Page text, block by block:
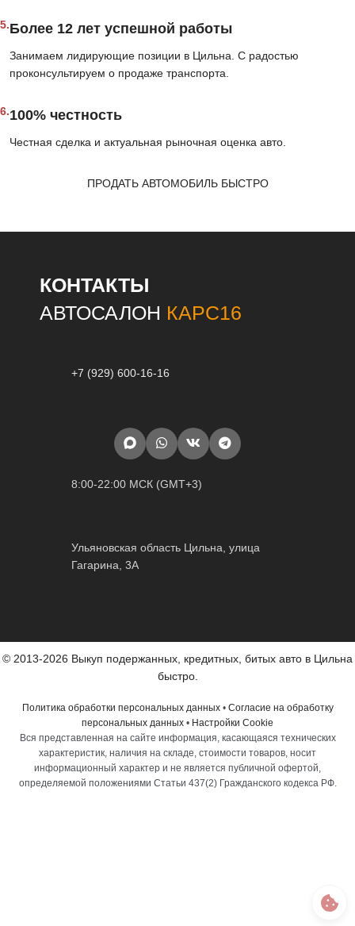
5.Более 12 лет успешной работы
Занимаем лидирующие позиции в Цильна. С радостью
проконсультируем о продаже транспорта.
6.100% честность
Честная сделка и актуальная рыночная оценка авто.
ПРОДАТЬ АВТОМОБИЛЬ БЫСТРО
КОНТАКТЫ
АВТОСАЛОН КАРС16
+7 (929) 600-16-16
8:00-22:00 МСК (GMT+3)
Ульяновская область Цильна, улица
Гагарина, 3А
© 2013-2026 Выкуп подержанных, кредитных, битых авто в Цильна
быстро.
Политика обработки персональных данных• Согласие на обработку
персональных данных • Настройки Cookie
Вся представленная на сайте информация, касающаяся технических
характеристик, наличия на складе, стоимости товаров, носит
информационный характер и не является публичной офертой,
определяемой положениями Статьи 437(2) Гражданского кодекса РФ.